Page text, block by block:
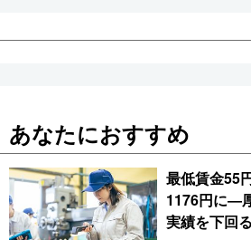
あなたにおすすめ
最低賃金55
1176円に―
実績を下回る